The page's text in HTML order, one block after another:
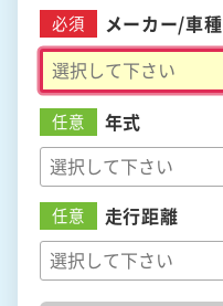
必須 メーカー/車種
任意 年式
任意 走行距離